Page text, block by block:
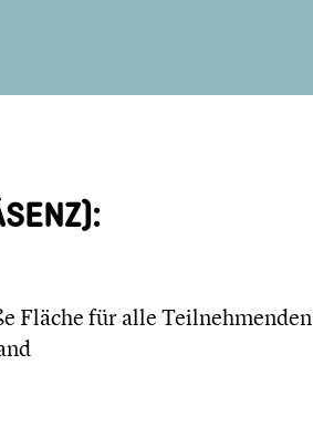
Fläche für alle Teilnehmenden